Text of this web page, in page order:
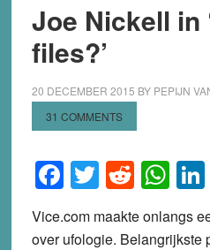
Joe Nickell in
files?’
20 DECEMBER 2015 BY PEPIJN
31 COMMENTS
Facebook
Twitter
Vice.com maakte onlangs
over ufologie. Belangrijkste